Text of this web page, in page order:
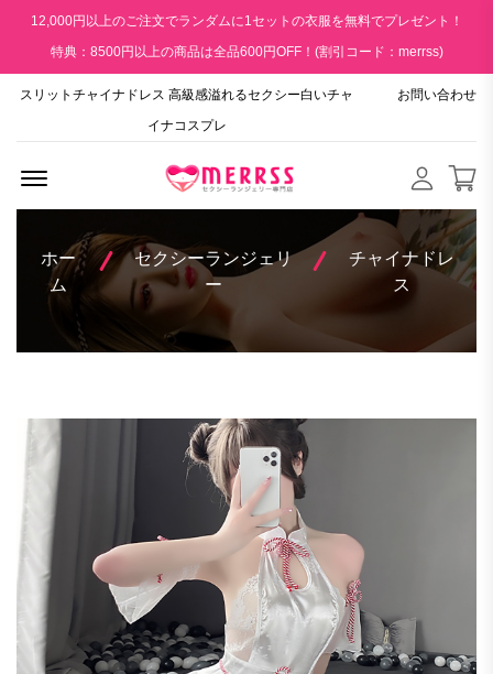
12,000円以上のご注文でランダムに1セットの衣服を無料でプレゼント！
特典：8500円以上の商品は全品600円OFF！(割引コード：merrss)
スリットチャイナドレス 高級感溢れるセクシー白いチャ
イナコスプレ
お問い合わせ
ホー
ム
セクシーランジェリ
ー
チャイナドレ
ス